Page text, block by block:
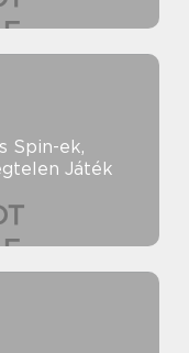
Spin-ek,
Játék